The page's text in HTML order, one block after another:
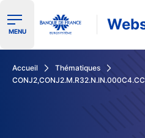
Ouvrir le menu de
MENU
Accueil
Thématiques